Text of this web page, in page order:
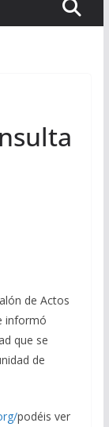
de Actos
informó
que se
de
podéis ver